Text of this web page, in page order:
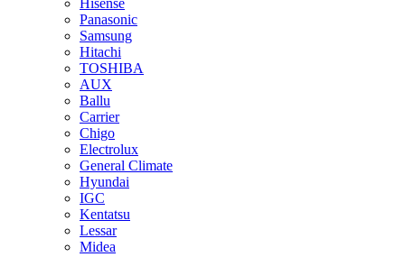
Panasonic
Samsung
Hitachi
TOSHIBA
AUX
Ballu
Carrier
Chigo
Electrolux
General Climate
Hyundai
IGC
Kentatsu
Lessar
Midea